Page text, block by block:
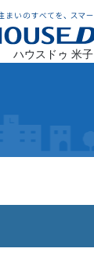
ハウスドゥ 米子